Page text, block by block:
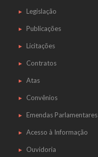
Legislação
Publicações
Licitações
Contratos
Atas
Convênios
Emendas Parlamentares
Acesso à Informação
Ouvidoria